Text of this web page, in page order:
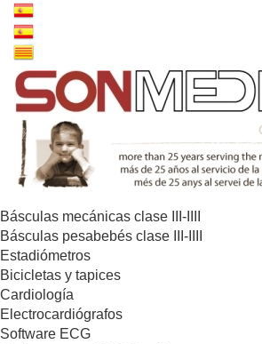
Básculas mecánicas clase III-IIII
Básculas pesabebés clase III-IIII
Estadiómetros
Bicicletas y tapices
Cardiología
Electrocardiógrafos
Software ECG